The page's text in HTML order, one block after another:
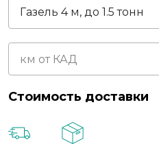
Стоимость доставки